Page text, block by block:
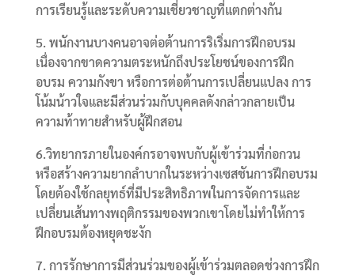
การเรียนรู้และระดับความเชี่ยวชาญที่แตกต่างกัน
5. พนักงานบางคนอาจต่อต้านการริเริ่มการฝึกอบรม
เนื่องจากขาดความตระหนักถึงประโยชน์ของการฝึก
อบรม ความกังขา หรือการต่อต้านการเปลี่ยนแปลง การ
โน้มน้าวใจและมีส่วนร่วมกับบุคคลดังกล่าวกลายเป็น
ความท้าทายสำหรับผู้ฝึกสอน
6.วิทยากรภายในองค์กรอาจพบกับผู้เข้าร่วมที่ก่อกวน
หรือสร้างความยากลำบากในระหว่างเซสชันการฝึกอบรม
โดยต้องใช้กลยุทธ์ที่มีประสิทธิภาพในการจัดการและ
เปลี่ยนเส้นทางพฤติกรรมของพวกเขาโดยไม่ทำให้การ
ฝึกอบรมต้องหยุดชะงัก
7. การรักษาการมีส่วนร่วมของผู้เข้าร่วมตลอดช่วงการฝึก